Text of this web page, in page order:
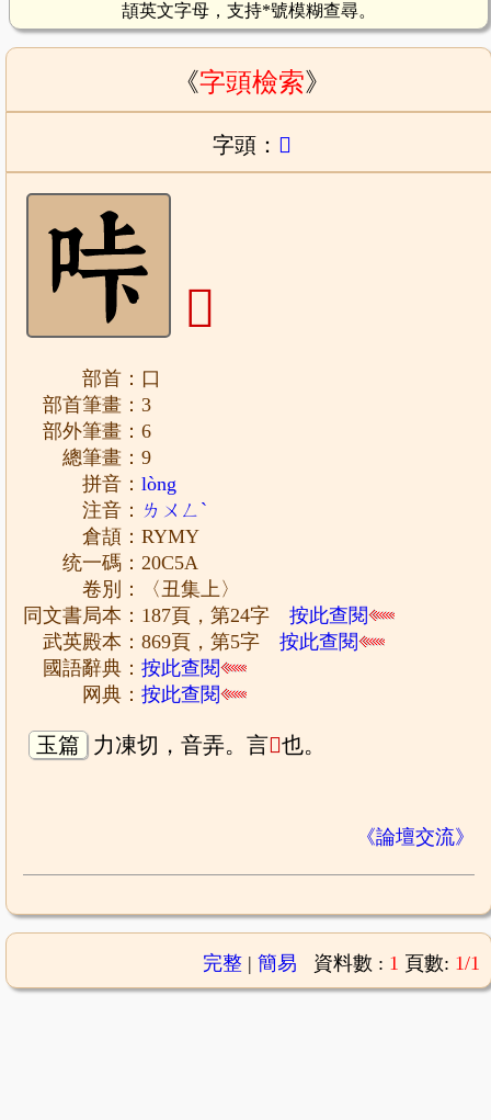
頡英文字母，支持*號模糊查尋。
《字頭檢索》
字頭： 𠱚
𠱚
部首：口
部首筆畫：3
部外筆畫：6
總筆畫：9
拼音：lòng
注音： ㄌㄨㄥˋ
倉頡：RYMY
统一碼：20C5A
卷別：〈丑集上〉
同文書局本：187頁，第24字按此查閱
武英殿本：869頁，第5字按此查閱
國語辭典：按此查閱
网典：按此查閱
玉篇 力凍切，音弄。言𠱚也。
《論壇交流》
完整| 簡易 資料數 : 1 頁數: 1/1